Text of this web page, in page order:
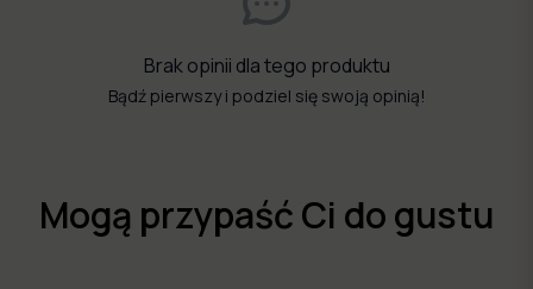
Brak opinii dla tego produktu
Bądź pierwszy i podziel się swoją opinią!
Mogą przypaść Ci do gustu